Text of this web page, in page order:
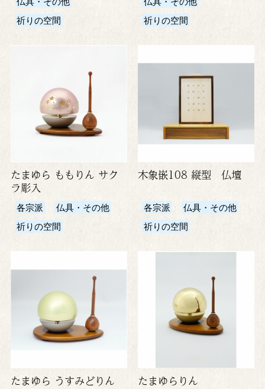
祈りの空間
祈りの空間
たまゆら ももりん サク
ラ彫入
各宗派
仏具・その他
祈りの空間
木象嵌108 縦型 仏壇
各宗派
仏具・その他
祈りの空間
たまゆら うすみどりん たまゆらりん